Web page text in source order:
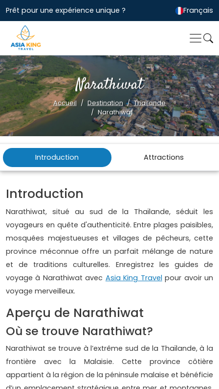
Prêt pour une expérience unique ? Français
Narathiwat
Accueil Destination
Thailande
Narathiwat
Introduction Attractions
Introduction
Narathiwat, situé au sud de la Thaïlande, séduit les
voyageurs en quête d'authenticité. Entre plages paisibles,
mosquées majestueuses et villages de pêcheurs, cette
province méconnue offre un parfait mélange de nature
et de traditions culturelles. Enregistrez les guides de
voyage à Narathiwat avec Asia King Travel pour avoir un
voyage merveilleux.
Aperçu de Narathiwat
Où se trouve Narathiwat?
Narathiwat se trouve à l’extrême sud de la Thaïlande, à la
frontière avec la Malaisie. Cette province côtière
appartient à la région de la péninsule malaise et bénéficie